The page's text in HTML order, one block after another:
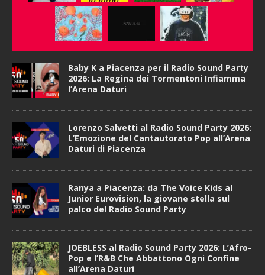
Baby K a Piacenza per il Radio Sound Party
2026: La Regina dei Tormentoni Infiamma
l’Arena Daturi
Lorenzo Salvetti al Radio Sound Party 2026:
L’Emozione del Cantautorato Pop all’Arena
Daturi di Piacenza
Ranya a Piacenza: da The Voice Kids al
Junior Eurovision, la giovane stella sul
palco del Radio Sound Party
JOEBLESS al Radio Sound Party 2026: L’Afro-
Pop e l’R&B Che Abbattono Ogni Confine
all’Arena Daturi